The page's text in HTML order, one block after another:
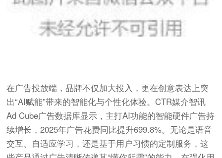
在广告投放端，品牌不仅加大投入，更在创意表达上突
出“AI赋能”带来的智能化与个性化体验。CTR媒介智讯
Ad Cube广告数据库显示，主打AI功能的智能硬件广告持
续增长，2025年广告花费同比提升699.8%。无论是语音
交互、自适应学习，还是基于用户习惯的定制服务，这